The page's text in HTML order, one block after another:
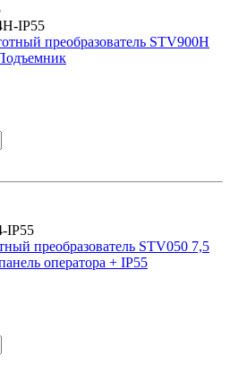
IP55
преобразователь STV900H
IP55
преобразователь STV050 7,5
оператора + IP55